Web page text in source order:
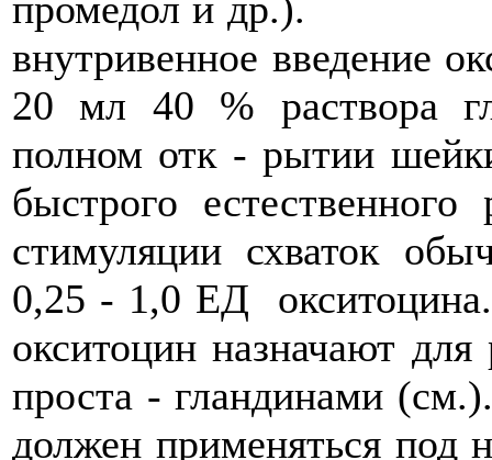
внутривенное введение
20 мл 40 % раствора
полном отк - рытии
быстрого
стимуляции схваток
0,25 - 1,0 ЕД
окситоцин назначают
проста -
должен применяться под